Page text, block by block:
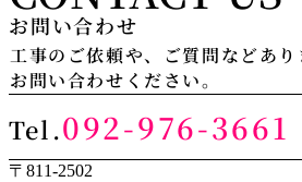
お問い合わせ
工事のご依頼や、ご質問などあ
お問い合わせください。
Tel.092-976-3661
〒811-2502